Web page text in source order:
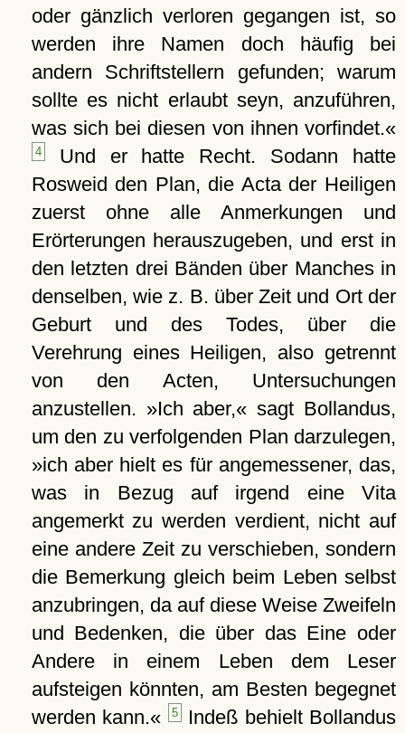
oder gänzlich verloren gegangen ist, so
werden ihre Namen doch häufig bei
andern Schriftstellern gefunden; warum
sollte es nicht erlaubt seyn, anzuführen,
was sich bei diesen von ihnen vorfindet.«
4 Und er hatte Recht. Sodann hatte
Rosweid den Plan, die Acta der Heiligen
zuerst ohne alle Anmerkungen und
Erörterungen herauszugeben, und erst in
den letzten drei Bänden über Manches in
denselben, wie z. B. über Zeit und Ort der
Geburt und des Todes, über die
Verehrung eines Heiligen, also getrennt
von den Acten, Untersuchungen
anzustellen. »Ich aber,« sagt Bollandus,
um den zu verfolgenden Plan darzulegen,
»ich aber hielt es für angemessener, das,
was in Bezug auf irgend eine Vita
angemerkt zu werden verdient, nicht auf
eine andere Zeit zu verschieben, sondern
die Bemerkung gleich beim Leben selbst
anzubringen, da auf diese Weise Zweifeln
und Bedenken, die über das Eine oder
Andere in einem Leben dem Leser
aufsteigen könnten, am Besten begegnet
werden kann.«
5 Indeß behielt Bollandus